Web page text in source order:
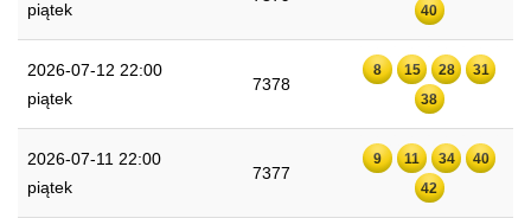
piątek
40
2026-07-12 22:00
piątek
7378
8 15 28
31
38
2026-07-11 22:00
piątek
7377
9 11 34
40
42